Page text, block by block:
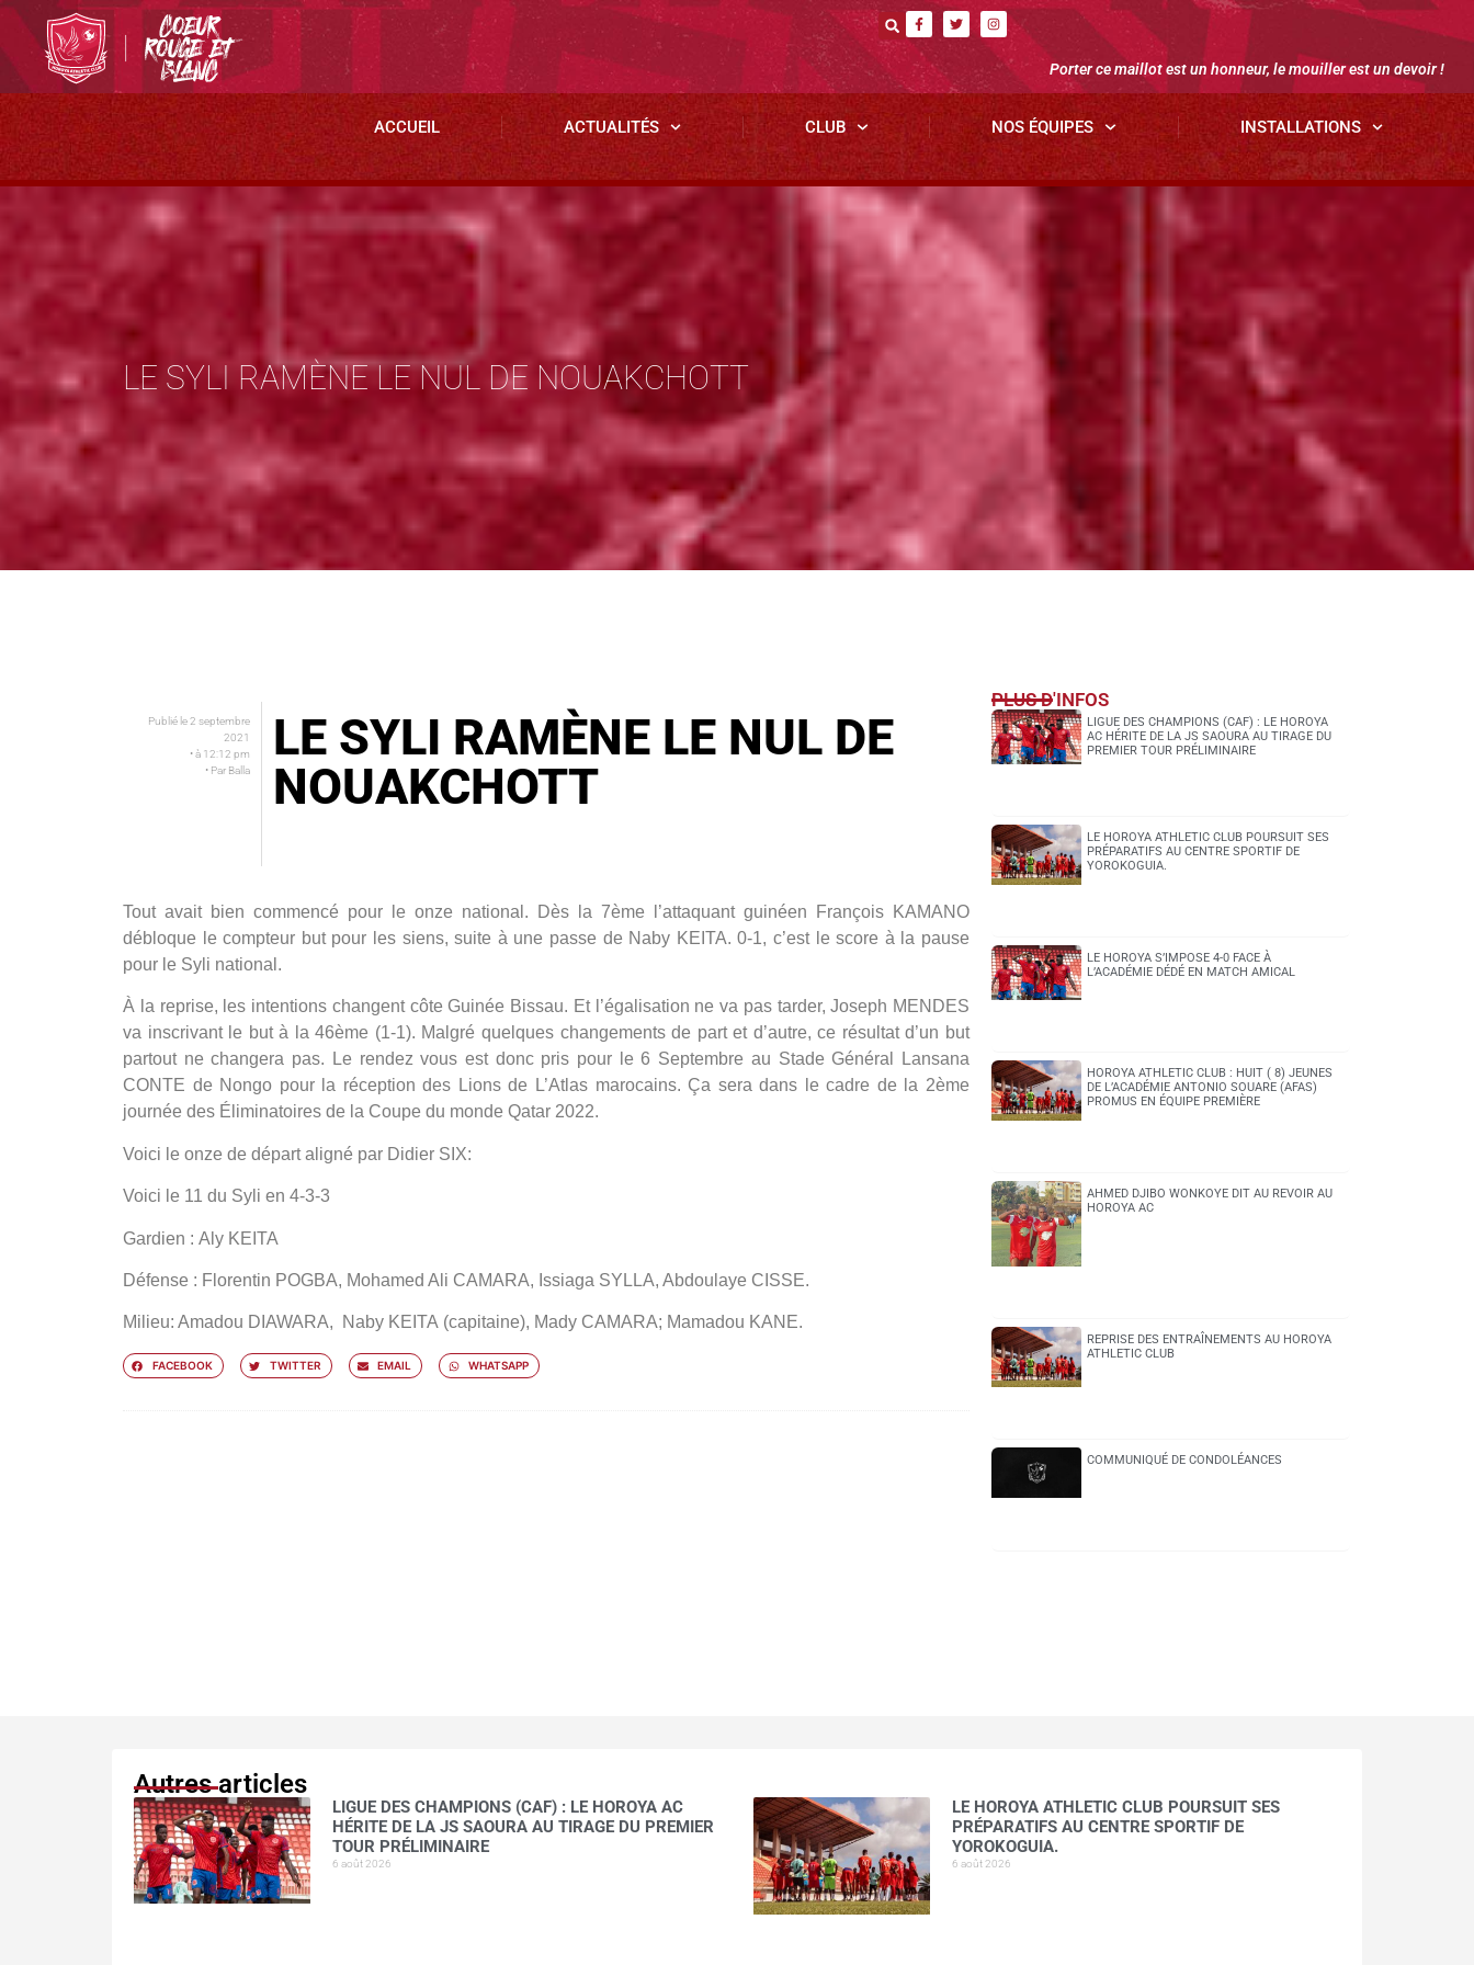
Porter ce maillot est un honneur, le mouiller est un devoir !
ACCUEIL ACTUALITÉS CLUB NOS ÉQUIPES INSTALLATIONS
LE SYLI RAMÈNE LE NUL DE NOUAKCHOTT
Publié le2 septembre
2021
• à 12:12 pm
• ParBalla
LE SYLI RAMÈNE LE NUL DE
NOUAKCHOTT
Tout avait bien commencé pour le onze national. Dès la 7ème l’attaquant guinéen François KAMANO
débloque le compteur but pour les siens, suite à une passe de Naby KEITA. 0-1, c’est le score à la pause
pour le Syli national.
À la reprise, les intentions changent côte Guinée Bissau. Et l’égalisation ne va pas tarder, Joseph MENDES
va inscrivant le but à la 46ème (1-1). Malgré quelques changements de part et d’autre, ce résultat d’un but
partout ne changera pas. Le rendez vous est donc pris pour le 6 Septembre au Stade Général Lansana
CONTE de Nongo pour la réception des Lions de L’Atlas marocains. Ça sera dans le cadre de la 2ème
journée des Éliminatoires de la Coupe du monde Qatar 2022.
Voici le onze de départ aligné par Didier SIX:
Voici le 11 du Syli en 4-3-3
Gardien : Aly KEITA
Défense : Florentin POGBA, Mohamed Ali CAMARA, Issiaga SYLLA, Abdoulaye CISSE.
Milieu: Amadou DIAWARA, Naby KEITA (capitaine), Mady CAMARA; Mamadou KANE.
FACEBOOK TWITTER EMAIL WHATSAPP
PLUS D'INFOS
LIGUE DES CHAMPIONS (CAF) : LE HOROYA
AC HÉRITE DE LA JS SAOURA AU TIRAGE DU
PREMIER TOUR PRÉLIMINAIRE
LE HOROYA ATHLETIC CLUB POURSUIT SES
PRÉPARATIFS AU CENTRE SPORTIF DE
YOROKOGUIA.
LE HOROYA S’IMPOSE 4-0 FACE À
L’ACADÉMIE DÉDÉ EN MATCH AMICAL
HOROYA ATHLETIC CLUB : HUIT ( 8) JEUNES
DE L’ACADÉMIE ANTONIO SOUARE (AFAS)
PROMUS EN ÉQUIPE PREMIÈRE
AHMED DJIBO WONKOYE DIT AU REVOIR AU
HOROYA AC
REPRISE DES ENTRAÎNEMENTS AU HOROYA
ATHLETIC CLUB
COMMUNIQUÉ DE CONDOLÉANCES
Autres articles
LIGUE DES CHAMPIONS (CAF) : LE HOROYA AC
HÉRITE DE LA JS SAOURA AU TIRAGE DU PREMIER
TOUR PRÉLIMINAIRE
6 août 2026
LE HOROYA ATHLETIC CLUB POURSUIT SES
PRÉPARATIFS AU CENTRE SPORTIF DE
YOROKOGUIA.
6 août 2026